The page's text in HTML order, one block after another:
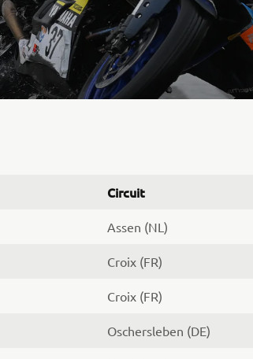
Circuit
Assen (NL)
Croix (FR)
Croix (FR)
Oschersleben (DE)